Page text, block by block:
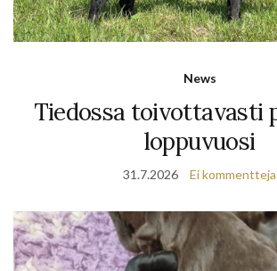
News
Tiedossa toivottavasti
loppuvuosi
31.7.2026 Ei kommentteja